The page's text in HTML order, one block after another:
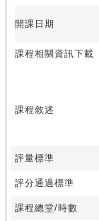
開課日期
課程相關資訊下載
課程敘述
評量標準
評分通過標準
課程總堂/時數